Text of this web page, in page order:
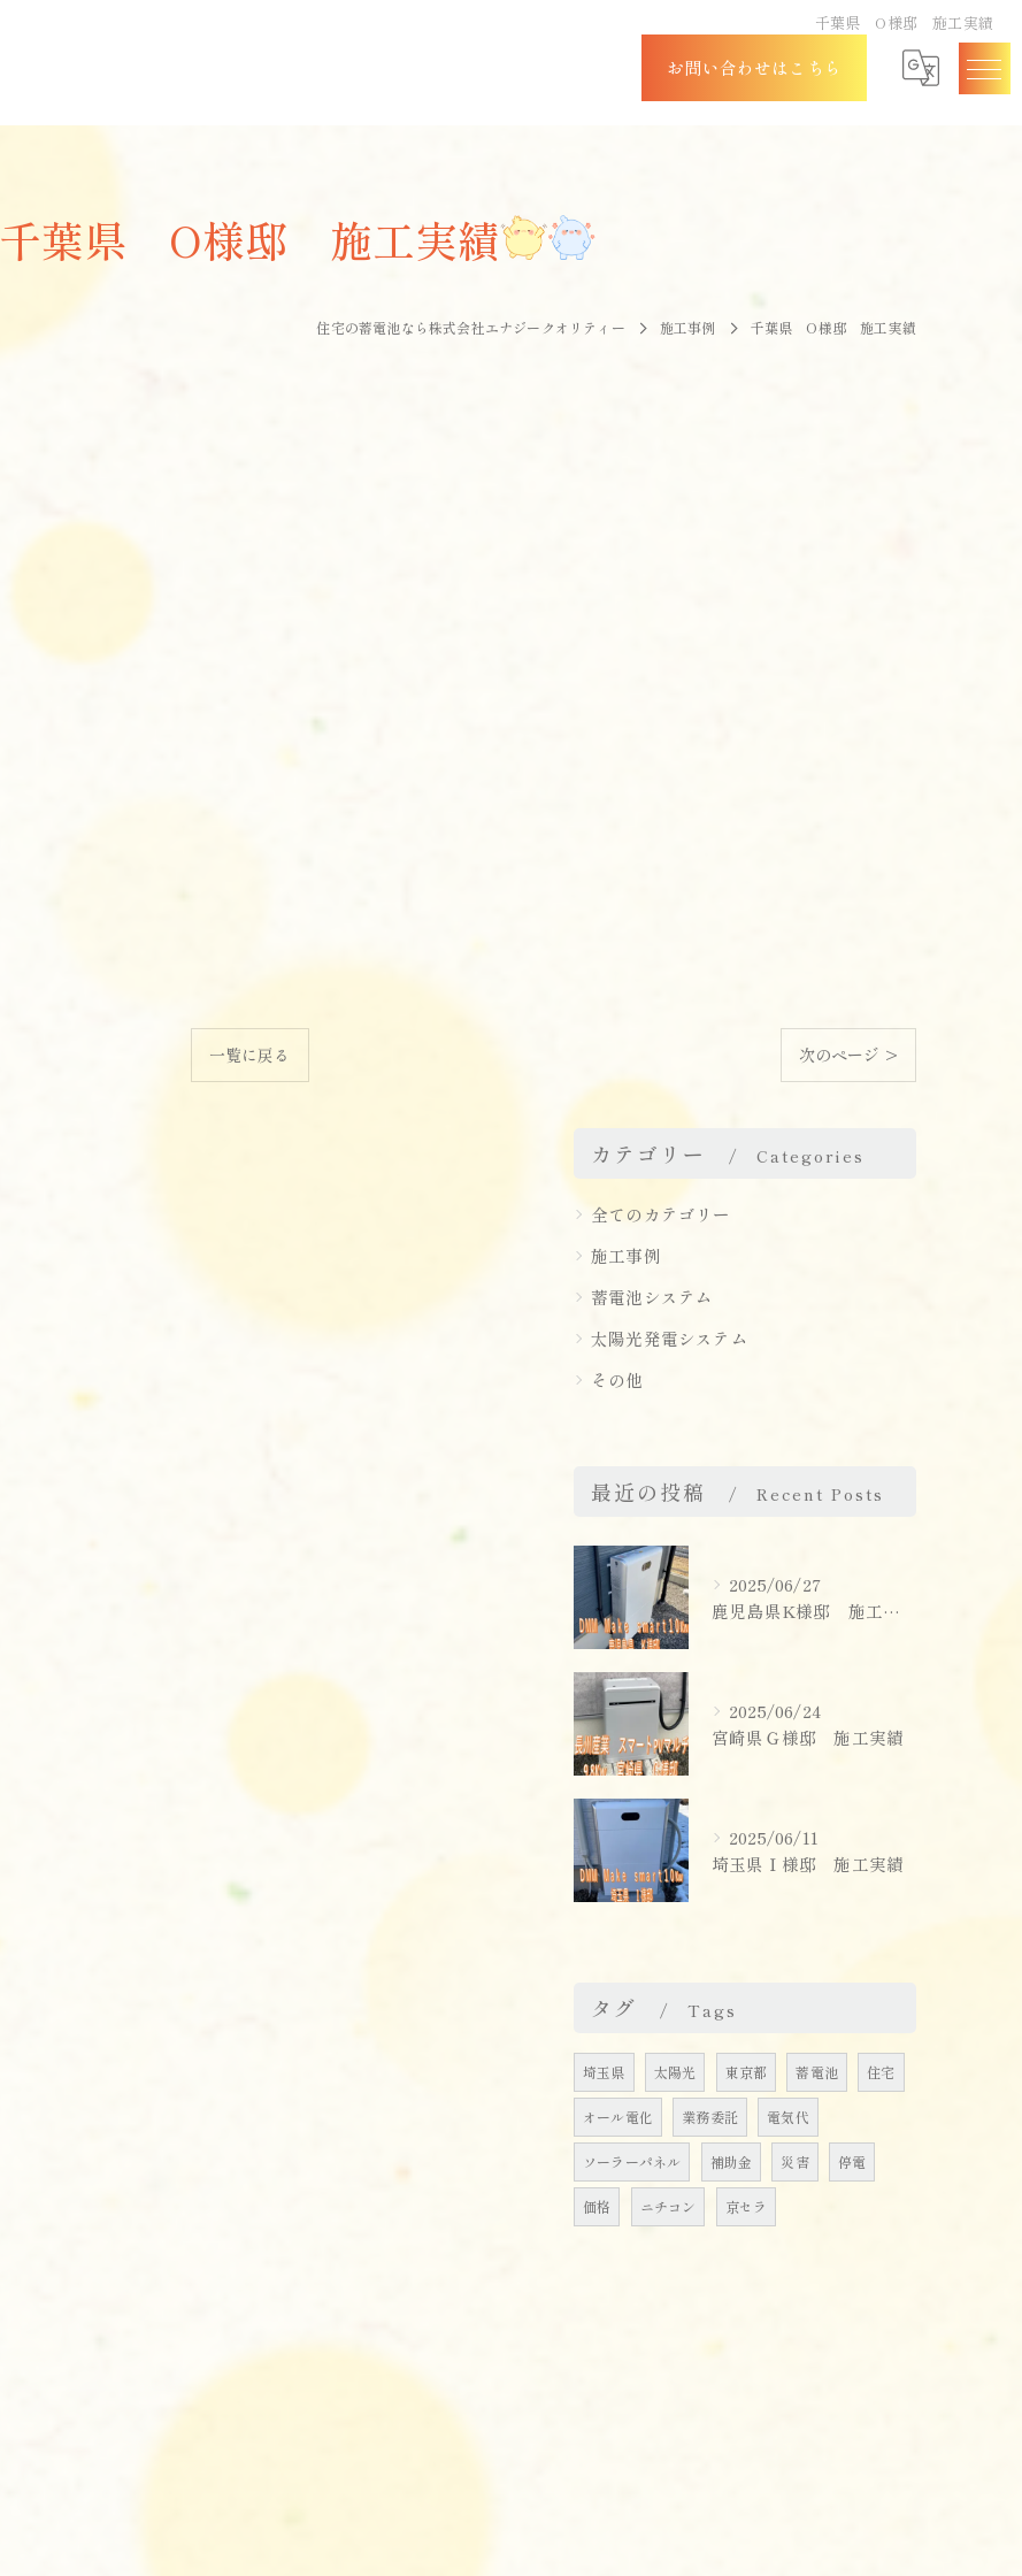
千葉県 O様邸 施工実績
お問い合わせはこちら
千葉県 O様邸 施工実績
住宅の蓄電池なら株式会社エナジークオリティー 施工事例 千葉県 O様邸 施工実績
一覧に戻る 次のページ >
カテゴリー Categories
全てのカテゴリー
施工事例
蓄電池システム
太陽光発電システム
その他
最近の投稿 Recent Posts
2025/06/27
鹿児島県K様邸 施工実績
2025/06/24
宮崎県Ｇ様邸 施工実績
2025/06/11
埼玉県Ｉ様邸 施工実績
タグ Tags
埼玉県 太陽光 東京都 蓄電池 住宅
オール電化 業務委託 電気代
ソーラーパネル 補助金 災害 停電
価格 ニチコン 京セラ